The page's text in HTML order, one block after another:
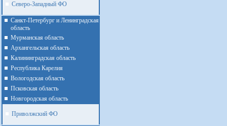
Северо-Западный ФО
Санкт-Петербург и Ленинградская
область
Мурманская область
Архангельская область
Калининградская область
Республика Карелия
Вологодская область
Псковская область
Новгородская область
Приволжский ФО